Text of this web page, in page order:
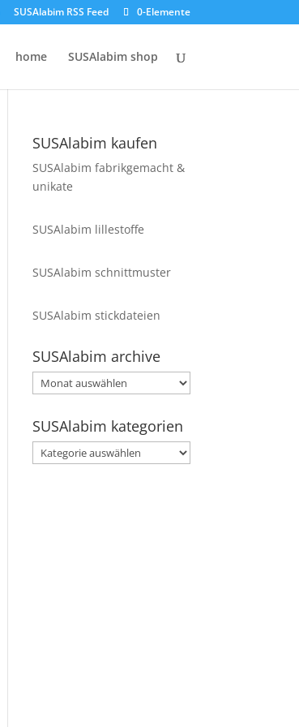
SUSAlabim RSS Feed 0-Elemente
home SUSAlabim shop
SUSAlabim kaufen
SUSAlabim fabrikgemacht &
unikate
SUSAlabim lillestoffe
SUSAlabim schnittmuster
SUSAlabim stickdateien
SUSAlabim archive
SUSAlabim
archive
SUSAlabim kategorien
SUSAlabim
kategorien